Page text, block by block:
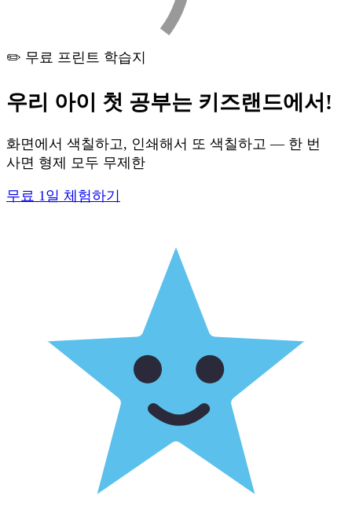
✏️ 무료 프린트 학습지
우리 아이 첫 공부는 키즈랜드에서!
화면에서 색칠하고, 인쇄해서 또 색칠하고 — 한 번
사면 형제 모두 무제한
무료 1일 체험하기